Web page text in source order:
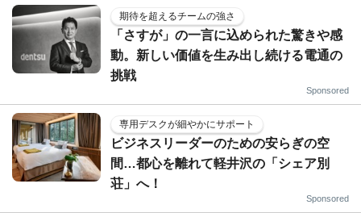
期待を超えるチームの強さ
「さすが」の一言に込められた驚きや感
動。新しい価値を生み出し続ける電通の
挑戦
Sponsored
専用デスクが細やかにサポート
ビジネスリーダーのための安らぎの空
間…都心を離れて軽井沢の「シェア別
荘」へ！
Sponsored